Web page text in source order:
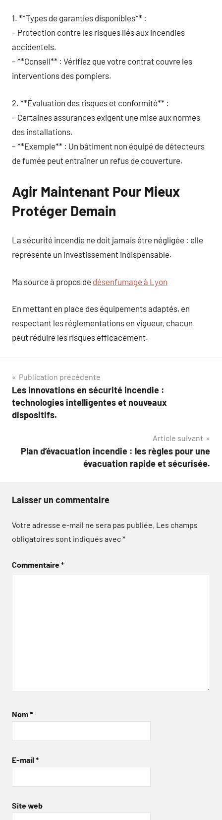
1. **Types de garanties disponibles** :
– Protection contre les risques liés aux incendies
accidentels.
– **Conseil** : Vérifiez que votre contrat couvre les
interventions des pompiers.
2. **Évaluation des risques et conformité** :
– Certaines assurances exigent une mise aux normes
des installations.
– **Exemple** : Un bâtiment non équipé de détecteurs
de fumée peut entraîner un refus de couverture.
Agir Maintenant Pour Mieux
Protéger Demain
La sécurité incendie ne doit jamais être négligée : elle
représente un investissement indispensable.
Ma source à propos de désenfumage à Lyon
En mettant en place des équipements adaptés, en
respectant les réglementations en vigueur, chacun
peut réduire les risques efficacement.
Navigation
de
l’article
Publication précédente
Les innovations en sécurité incendie :
technologies intelligentes et nouveaux
dispositifs.
Article suivant
Plan d’évacuation incendie : les règles pour une
évacuation rapide et sécurisée.
Laisser un commentaire
Votre adresse e-mail ne sera pas publiée. Les champs
obligatoires sont indiqués avec*
Commentaire*
Nom*
E-mail *
Site web